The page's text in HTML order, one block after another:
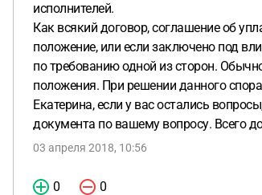
исполнителей.
Как всякий договор, соглашение об
положение, или если заключено под
по требованию одной из сторон.
положения. При решении данного
Екатерина, если у вас остались
документа по вашему вопросу. Всего
03 апреля 2018, 10:56
0 0